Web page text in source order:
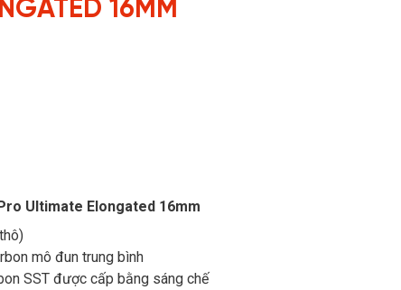
16MM
Ultimate Elongated 16mm
mô đun trung bình
SST được cấp bằng sáng chế